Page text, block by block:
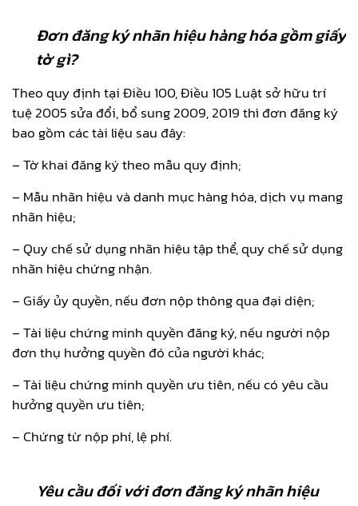
Đơn đăng ký nhãn hiệu hàng hóa gồm giấy
tờ gì?
Theo quy định tại Điều 100, Điều 105 Luật sở hữu trí
tuệ 2005 sửa đổi, bổ sung 2009, 2019 thì đơn đăng ký
bao gồm các tài liệu sau đây:
– Tờ khai đăng ký theo mẫu quy định;
– Mẫu nhãn hiệu và danh mục hàng hóa, dịch vụ mang
nhãn hiệu;
– Quy chế sử dụng nhãn hiệu tập thể, quy chế sử dụng
nhãn hiệu chứng nhận.
– Giấy ủy quyền, nếu đơn nộp thông qua đại diện;
– Tài liệu chứng minh quyền đăng ký, nếu người nộp
đơn thụ hưởng quyền đó của người khác;
– Tài liệu chứng minh quyền ưu tiên, nếu có yêu cầu
hưởng quyền ưu tiên;
– Chứng từ nộp phí, lệ phí.
Yêu cầu đối với đơn đăng ký nhãn hiệu